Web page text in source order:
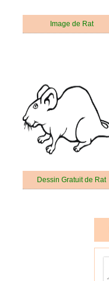
Image de Rat
Dessin Gratuit de Rat